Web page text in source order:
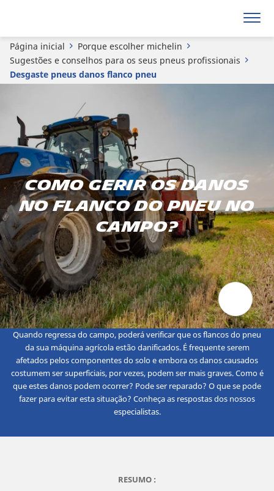
Página inicial
Porque escolher michelin
Sugestões e conselhos para os seus pneus profissionais
Desgaste pneus danos flanco pneu
Como gerir os danos
no flanco do pneu no
campo?
Quando regressa do campo, poderá verificar que os flancos do pneu
da sua máquina agrícola estão danificados. É frequente serem
afetados pelos componentes do solo e embora os danos causados
costumem ser superficiais, por vezes, podem ser mais graves. Como é
que estes danos podem ocorrer? Pode ser reparado? O que se pode
fazer para evitar esta situação? Conheça as respostas dos nossos
especialistas.
RESUMO :